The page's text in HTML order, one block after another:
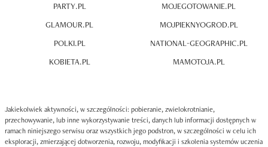
PARTY.PL
GLAMOUR.PL
POLKI.PL
KOBIETA.PL
MOJEGOTOWANIE.PL
MOJPIEKNYOGROD.PL
NATIONAL-GEOGRAPHIC.PL
MAMOTOJA.PL
Jakiekolwiek aktywności, w szczególności: pobieranie, zwielokrotnianie,
przechowywanie, lub inne wykorzystywanie treści, danych lub informacji dostępnych w
ramach niniejszego serwisu oraz wszystkich jego podstron, w szczególności w celu ich
eksploracji, zmierzającej dotworzenia, rozwoju, modyfikacji i szkolenia systemów uczenia